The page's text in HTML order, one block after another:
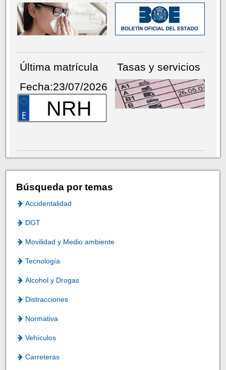
Última matrícula
Fecha:23/07/2026
NRH
Tasas y servicios
Búsqueda por temas
Accidentalidad
DGT
Movilidad y Medio ambiente
Tecnología
Alcohol y Drogas
Distracciones
Normativa
Vehículos
Carreteras